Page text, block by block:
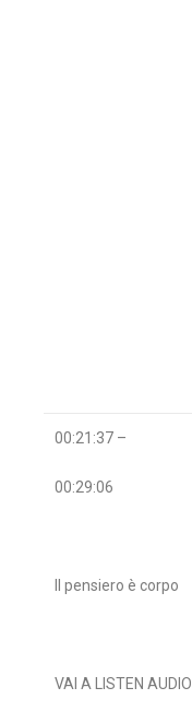
00:21:37 –
00:29:06
Il pensiero è corpo
VAI A LISTEN AUDIO